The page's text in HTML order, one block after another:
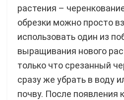
растения –
обрезки можно просто
использовать один из
выращивания нового
только что срезанный
сразу же убрать в воду
почву. После появления